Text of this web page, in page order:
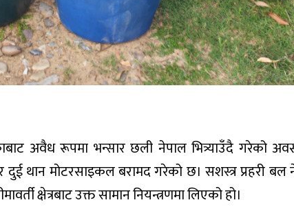
अवैध रूपमा भन्सार छली नेपाल भित्र्याउँदै गरेको
दुई थान मोटरसाइकल बरामद गरेको छ। सशस्त्र प्रहरी बल
क्षेत्रबाट उक्त सामान नियन्त्रणमा लिएको हो।